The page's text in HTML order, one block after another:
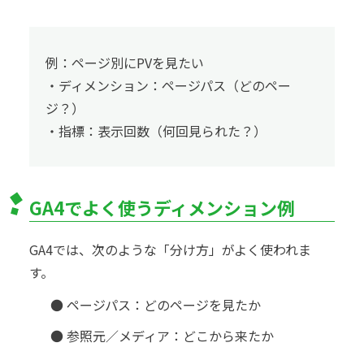
例：ページ別にPVを見たい
・ディメンション：ページパス（どのペー
ジ？）
・指標：表示回数（何回見られた？）
GA4でよく使うディメンション例
GA4では、次のような「分け方」がよく使われま
す。
● ページパス：どのページを見たか
● 参照元／メディア：どこから来たか